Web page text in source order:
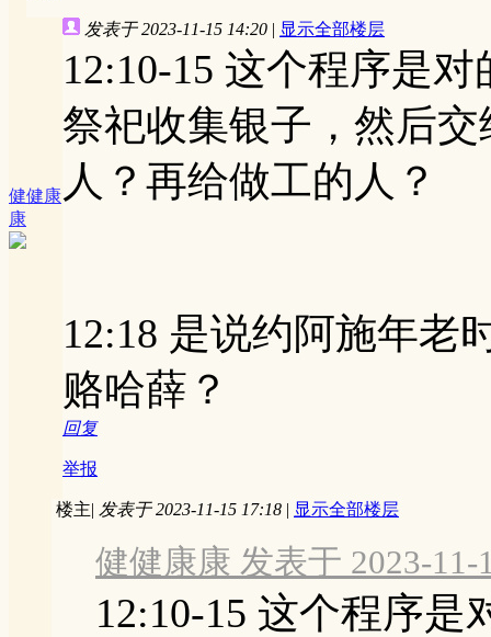
健健康
康
发表于 2023-11-15 14:20 | 显示全部楼层
12:10-15 这个程序是对
祭祀收集银子，然后
人？再给做工的人？
12:18 是说约阿施年老
赂哈薛？
回复
举报
楼主| 发表于 2023-11-15 17:18 | 显示全部楼层
健健康康 发表于 2023-11-
12:10-15 这个程序是